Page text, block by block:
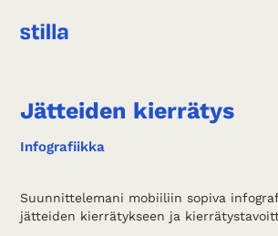
Jätteiden kierrätys
Infografiikka
Suunnittelemani mobiiliin sopiva
jätteiden kierrätykseen ja